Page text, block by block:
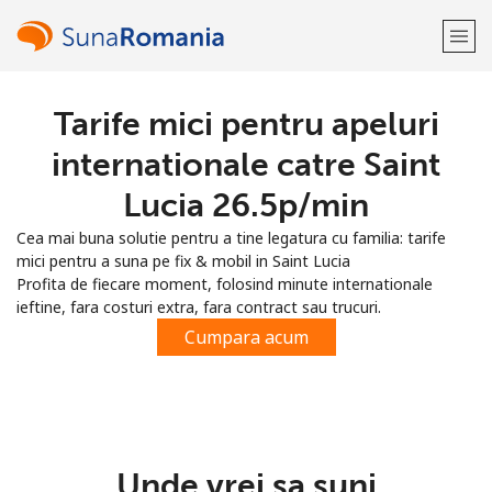
Bine-ai venit!
Inregistreaza-te cu
Tarife mici pentru apeluri
internationale catre Saint
Lucia ⁦26.5p⁩/min
Cea mai buna solutie pentru a tine legatura cu familia: tarife
mici pentru a suna pe fix & mobil in Saint Lucia
Profita de fiecare moment, folosind minute internationale
ieftine, fara costuri extra, fara contract sau trucuri.
Cumpara acum